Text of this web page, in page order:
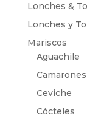
Lonches &
Lonches y
Mariscos
Aguachile
Camarones
Ceviche
Cócteles